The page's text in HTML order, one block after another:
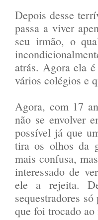
Depois desse
passa a viver
seu irmão, o
atrás. Agora ela
vários colégios e
Agora, com 17
não se envolver
possível já que
tira os olhos da
mais confusa,
interessado de
ele a rejeita.
sequestradores
que foi trocado ao